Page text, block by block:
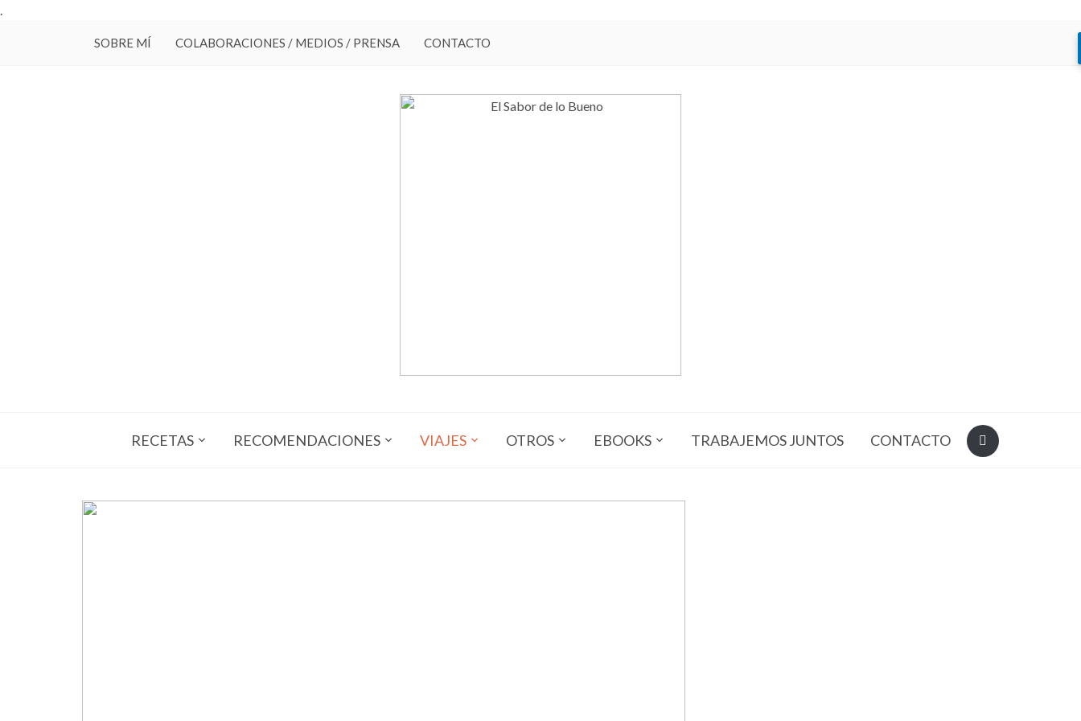
.
SOBRE MÍ COLABORACIONES / MEDIOS / PRENSA CONTACTO
RECETAS RECOMENDACIONES VIAJES OTROS EBOOKS TRABAJEMOS JUNTOS CONTACTO